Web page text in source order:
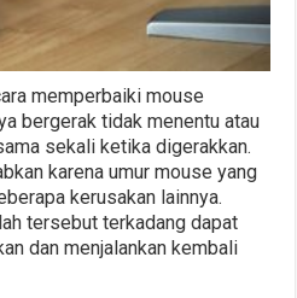
memperbaiki mouse
bergerak tidak menentu atau
sekali ketika digerakkan.
karena umur mouse yang
kerusakan lainnya.
tersebut terkadang dapat
dan menjalankan kembali